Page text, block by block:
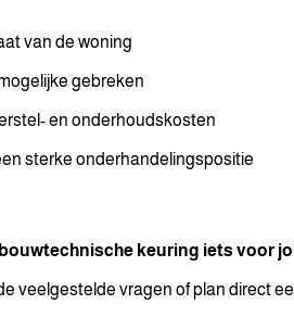
van de woning
gebreken
en onderhoudskosten
sterke onderhandelingspositie
keuring iets voor
veelgestelde vragen of plan direct